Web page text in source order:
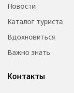
Новости
Каталог туриста
Вдохновиться
Важно знать
Контакты